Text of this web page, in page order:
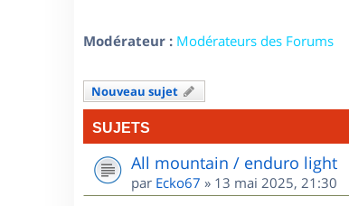
Modérateur : Modérateurs des Forums
Nouveau sujet
SUJETS
All mountain / enduro light
par Ecko67 » 13 mai 2025, 21:30